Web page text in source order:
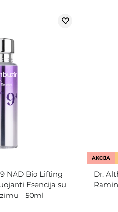
NAD Bio Lifting
Esencija su
- 50ml
AKCIJA
Dr.